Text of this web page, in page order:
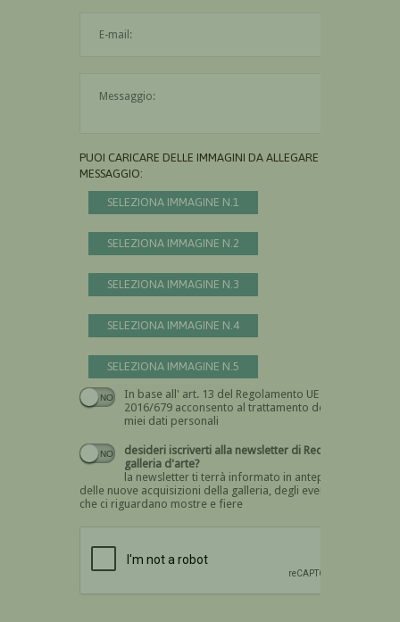
PUOI CARICARE DELLE IMMAGINI DA ALLEGARE AL
MESSAGGIO:
SELEZIONA IMMAGINE N.1
SELEZIONA IMMAGINE N.2
SELEZIONA IMMAGINE N.3
SELEZIONA IMMAGINE N.4
SELEZIONA IMMAGINE N.5
In base all' art. 13 del Regolamento UE n.
2016/679 acconsento al trattamento dei
miei dati personali
Devi dare il consenso
desideri iscriverti alla newsletter di Recta
galleria d'arte?
la newsletter ti terrà informato in anteprima
delle nuove acquisizioni della galleria, degli eventi
che ci riguardano mostre e fiere